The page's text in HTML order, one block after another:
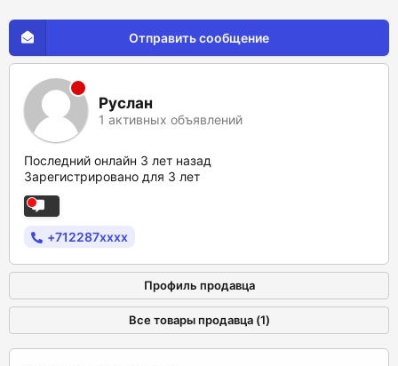
Отправить сообщение
Руслан
1 активных объявлений
Последний онлайн 3 лет назад
Зарегистрировано для 3 лет
+712287xxxx
Профиль продавца
Все товары продавца (1)